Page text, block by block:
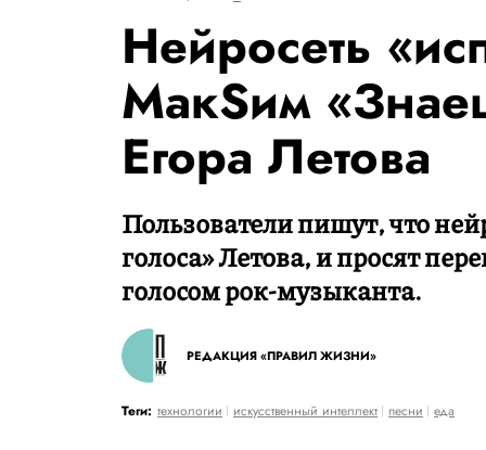
Нейросеть
МaкSим
Егора Летова
Пользователи пишут, что
голоса» Летова, и просят
голосом рок-музыканта.
РЕДАКЦИЯ «ПРАВИЛ ЖИЗНИ»
Теги: технологии искусственный интеллект песни еда